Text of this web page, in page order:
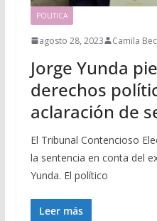
POLITICA
agosto 28, 2023 Camila
Jorge Yunda
derechos
aclaración de
El Tribunal Contencioso
la sentencia en conta del
Yunda. El político
Leer más